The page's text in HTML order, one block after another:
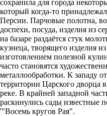
сохранила для города
который когда-то
Персии. Парчовые полотна,
доспехи, посуда, изделия из
на базаре раздаётся стук
кузнеца, творящего изделия
изготовлением полезной
часто становятся
металлообработки. К западу
территории Царского дворца
реке. В крайней западной
раскинулись сады известные
'"Восемь кругов Рая".